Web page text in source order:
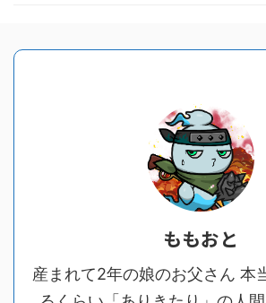
ももおと
産まれて2年の娘のお父さん 本